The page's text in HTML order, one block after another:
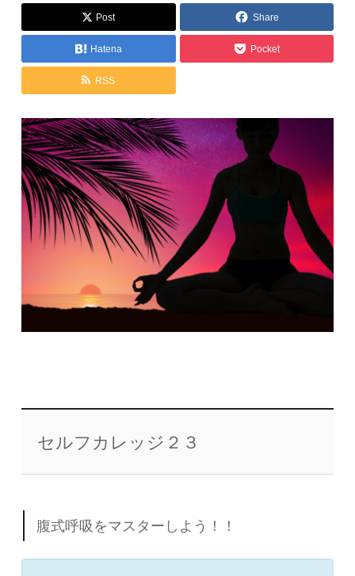
Post Share
Hatena Pocket
RSS
セルフカレッジ２３
腹式呼吸をマスターしよう！！